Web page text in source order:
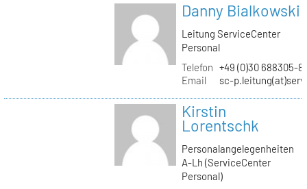
Danny Bialkowski
Leitung ServiceCenter
Personal
Telefon +49 (0)30 688305-
Email
sc-
Kirstin
Lorentschk
Personalangelegenheiten
A-Lh (ServiceCenter
Personal)